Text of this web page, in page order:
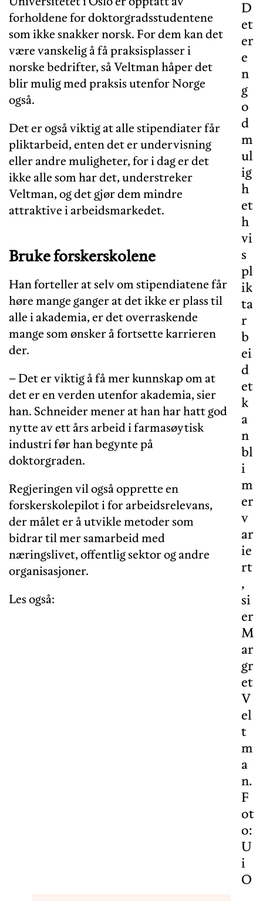
D
et
er
e
n
g
o
d
m
ul
ig
h
et
h
vi
s
pl
ik
ta
r
b
ei
d
et
k
a
n
bl
i
m
er
v
ar
ie
rt
,
si
er
M
ar
gr
et
V
el
t
m
a
n.
F
ot
o:
U
i
O
forholdene for doktorgradsstudentene
som ikke snakker norsk. For dem kan det
være vanskelig å få praksisplasser i
norske bedrifter, så Veltman håper det
blir mulig med praksis utenfor Norge
også.
Det er også viktig at alle stipendiater får
pliktarbeid, enten det er undervisning
eller andre muligheter, for i dag er det
ikke alle som har det, understreker
Veltman, og det gjør dem mindre
attraktive i arbeidsmarkedet.
Bruke forskerskolene
Han forteller at selv om stipendiatene får
høre mange ganger at det ikke er plass til
alle i akademia, er det overraskende
mange som ønsker å fortsette karrieren
der.
– Det er viktig å få mer kunnskap om at
det er en verden utenfor akademia, sier
han. Schneider mener at han har hatt god
nytte av ett års arbeid i farmasøytisk
industri før han begynte på
doktorgraden.
Regjeringen vil også opprette en
forskerskolepilot i for arbeidsrelevans,
der målet er å utvikle metoder som
bidrar til mer samarbeid med
næringslivet, offentlig sektor og andre
organisasjoner.
Les også: